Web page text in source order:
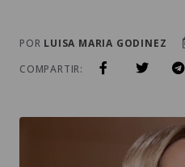
POR LUISA MARIA GODINEZ
COMPARTIR: